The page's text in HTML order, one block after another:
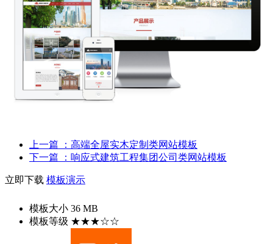
上一篇
：高端全屋实木定制类网站模板
下一篇
：响应式建筑工程集团公司类网站模板
立即下载 模板演示
模板大小 36 MB
模板等级 ★★★☆☆